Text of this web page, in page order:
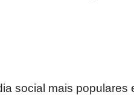
social mais populares